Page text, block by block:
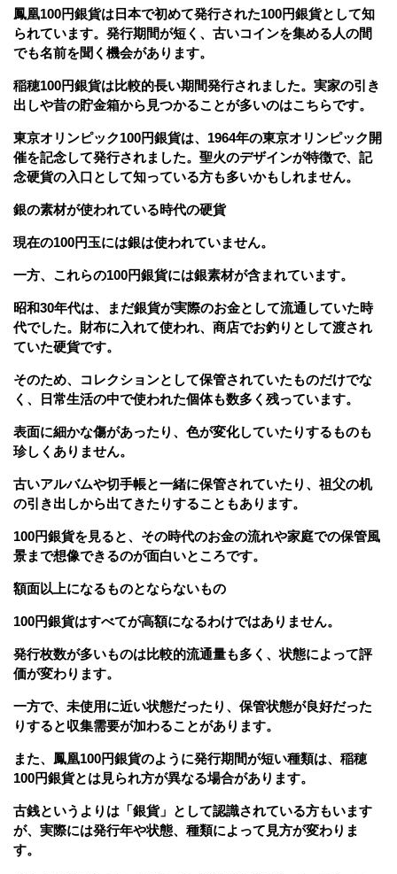
鳳凰100円銀貨は日本で初めて発行された100円銀貨として知
られています。発行期間が短く、古いコインを集める人の間
でも名前を聞く機会があります。
稲穂100円銀貨は比較的長い期間発行されました。実家の引き
出しや昔の貯金箱から見つかることが多いのはこちらです。
東京オリンピック100円銀貨は、1964年の東京オリンピック開
催を記念して発行されました。聖火のデザインが特徴で、記
念硬貨の入口として知っている方も多いかもしれません。
銀の素材が使われている時代の硬貨
現在の100円玉には銀は使われていません。
一方、これらの100円銀貨には銀素材が含まれています。
昭和30年代は、まだ銀貨が実際のお金として流通していた時
代でした。財布に入れて使われ、商店でお釣りとして渡され
ていた硬貨です。
そのため、コレクションとして保管されていたものだけでな
く、日常生活の中で使われた個体も数多く残っています。
表面に細かな傷があったり、色が変化していたりするものも
珍しくありません。
古いアルバムや切手帳と一緒に保管されていたり、祖父の机
の引き出しから出てきたりすることもあります。
100円銀貨を見ると、その時代のお金の流れや家庭での保管風
景まで想像できるのが面白いところです。
額面以上になるものとならないもの
100円銀貨はすべてが高額になるわけではありません。
発行枚数が多いものは比較的流通量も多く、状態によって評
価が変わります。
一方で、未使用に近い状態だったり、保管状態が良好だった
りすると収集需要が加わることがあります。
また、鳳凰100円銀貨のように発行期間が短い種類は、稲穂
100円銀貨とは見られ方が異なる場合があります。
古銭というよりは「銀貨」として認識されている方もいます
が、実際には発行年や状態、種類によって見方が変わりま
す。